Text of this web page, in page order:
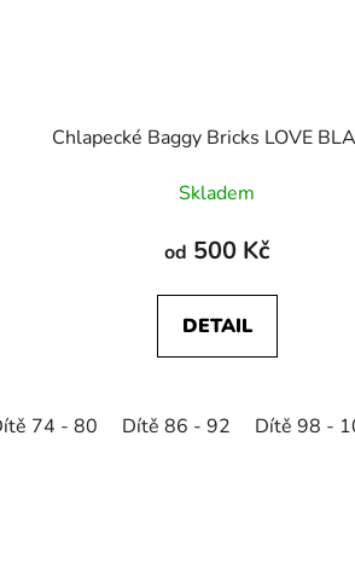
134 - 140 Dítě 146 - 152
Chlapecké Baggy Bricks LOVE
Skladem
od 500 Kč
DETAIL
74 - 80 Dítě 86 - 92 Dítě 98 -